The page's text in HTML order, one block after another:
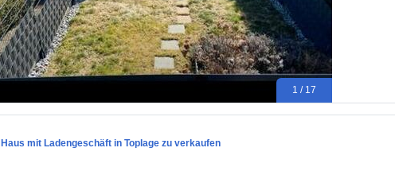
1 / 17
Haus mit Ladengeschäft in Toplage zu verkaufen